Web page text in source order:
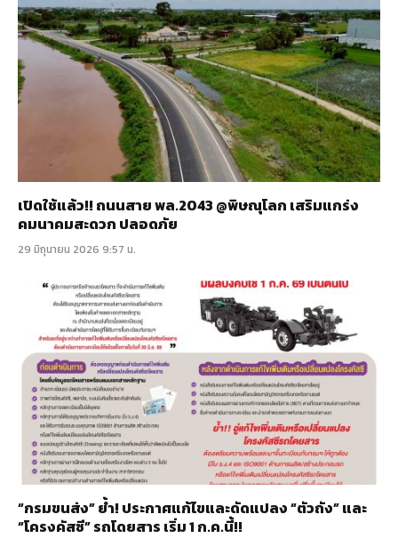
เปิดใช้แล้ว!! ถนนสาย พล.2043 @พิษณุโลก เสริมแกร่ง
คมนาคมสะดวก ปลอดภัย
29 มิถุนายน 2026 9:57 น.
“กรมขนส่ง” ย้ำ! ประกาศแก้ไขและดัดแปลง “ตัวถัง” และ
“โครงคัสซี” รถโดยสาร เริ่ม 1 ก.ค.นี้!!